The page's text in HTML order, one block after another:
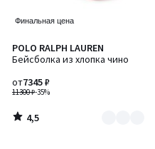
Финальная цена
POLO RALPH LAUREN
Бейсболка из хлопка чино
11300 ₽-35%
от7345 ₽
4,5
/ 5
Количество
цветов:
4,5
/